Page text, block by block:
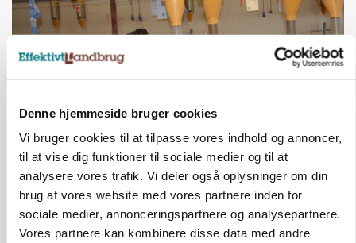
Denne hjemmeside bruger cookies
Vi bruger cookies til at tilpasse vores indhold og annoncer,
til at vise dig funktioner til sociale medier og til at
analysere vores trafik. Vi deler også oplysninger om din
brug af vores website med vores partnere inden for
sociale medier, annonceringspartnere og analysepartnere.
Vores partnere kan kombinere disse data med andre
Rådgiver om DB-Tjek: Små justeringer kan give
store besparelser